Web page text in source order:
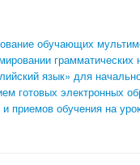
обучающих
язык» для
готовых электронных
приемов обучения на